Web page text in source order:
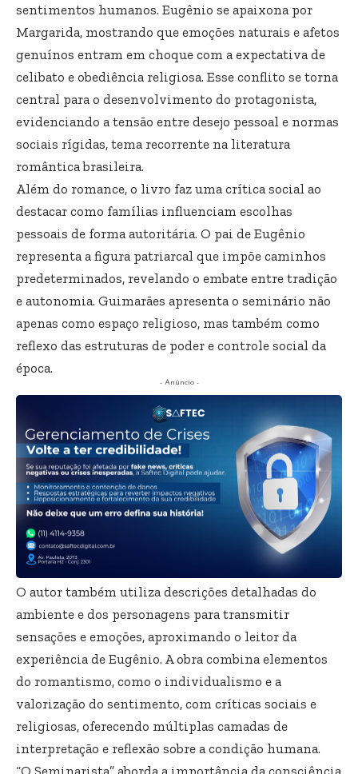
sentimentos humanos. Eugênio se apaixona por
Margarida, mostrando que emoções naturais e afetos
genuínos entram em choque com a expectativa de
celibato e obediência religiosa. Esse conflito se torna
central para o desenvolvimento do protagonista,
evidenciando a tensão entre desejo pessoal e normas
sociais rígidas, tema recorrente na literatura
romântica brasileira.
Além do romance, o livro faz uma crítica social ao
destacar como famílias influenciam escolhas
pessoais de forma autoritária. O pai de Eugênio
representa a figura patriarcal que impõe caminhos
predeterminados, revelando o embate entre tradição
e autonomia. Guimarães apresenta o seminário não
apenas como espaço religioso, mas também como
reflexo das estruturas de poder e controle social da
época.
- Anúncio -
O autor também utiliza descrições detalhadas do
ambiente e dos personagens para transmitir
sensações e emoções, aproximando o leitor da
experiência de Eugênio. A obra combina elementos
do romantismo, como o individualismo e a
valorização do sentimento, com críticas sociais e
religiosas, oferecendo múltiplas camadas de
interpretação e reflexão sobre a condição humana.